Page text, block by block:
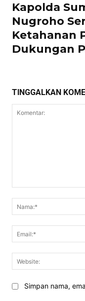
Kapolda
Nugroho
Ketahanan
Dukungan
TINGGALKAN
Simpan nama,